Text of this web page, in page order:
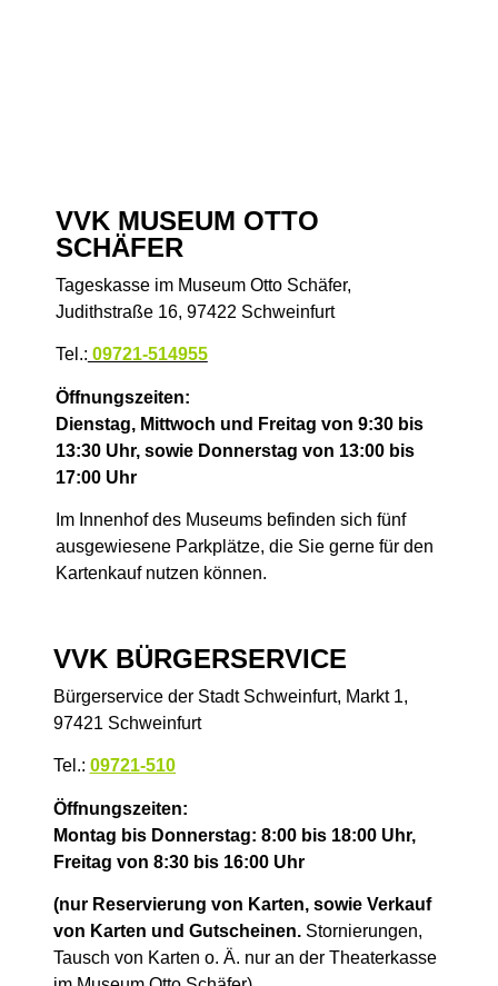
VVK MUSEUM OTTO
SCHÄFER
Tageskasse im Museum Otto Schäfer,
Judithstraße 16, 97422 Schweinfurt
Tel.: 09721-514955
Öffnungszeiten:
Dienstag, Mittwoch und Freitag von 9:30 bis
13:30 Uhr, sowie Donnerstag von 13:00 bis
17:00 Uhr
Im Innenhof des Museums befinden sich fünf
ausgewiesene Parkplätze, die Sie gerne für den
Kartenkauf nutzen können.
VVK BÜRGERSERVICE
Bürgerservice der Stadt Schweinfurt, Markt 1,
97421 Schweinfurt
Tel.: 09721-510
Öffnungszeiten:
Montag bis Donnerstag: 8:00 bis 18:00 Uhr,
Freitag von 8:30 bis 16:00 Uhr
(nur Reservierung von Karten, sowie Verkauf
von Karten und Gutscheinen. Stornierungen,
Tausch von Karten o. Ä. nur an der Theaterkasse